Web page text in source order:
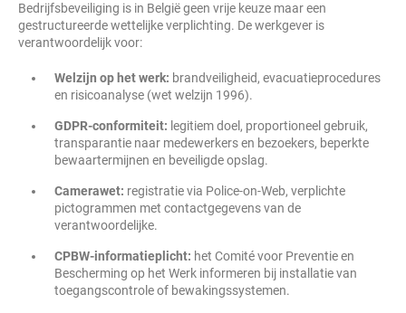
Bedrijfsbeveiliging is in België geen vrije keuze maar een
gestructureerde wettelijke verplichting. De werkgever is
verantwoordelijk voor:
Welzijn op het werk: brandveiligheid, evacuatieprocedures
en risicoanalyse (wet welzijn 1996).
GDPR-conformiteit: legitiem doel, proportioneel gebruik,
transparantie naar medewerkers en bezoekers, beperkte
bewaartermijnen en beveiligde opslag.
Camerawet: registratie via Police-on-Web, verplichte
pictogrammen met contactgegevens van de
verantwoordelijke.
CPBW-informatieplicht: het Comité voor Preventie en
Bescherming op het Werk informeren bij installatie van
toegangscontrole of bewakingssystemen.